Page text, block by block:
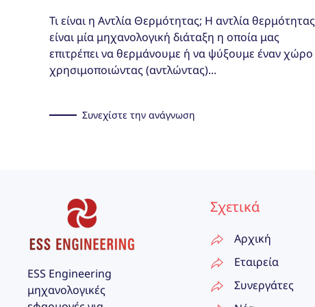
Τι είναι η Αντλία Θερμότητας; Η αντλία θερμότητας
είναι μία μηχανολογική διάταξη η οποία μας
επιτρέπει να θερμάνουμε ή να ψύξουμε έναν χώρο
χρησιμοποιώντας (αντλώντας)...
Συνεχίστε την ανάγνωση
ESS Engineering
μηχανολογικές
Σχετικά
Αρχική
Εταιρεία
Συνεργάτες